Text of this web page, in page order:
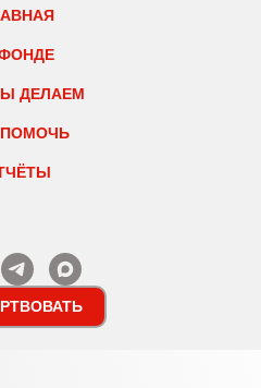
ДЕЛАЕМ
ПОМОЧЬ